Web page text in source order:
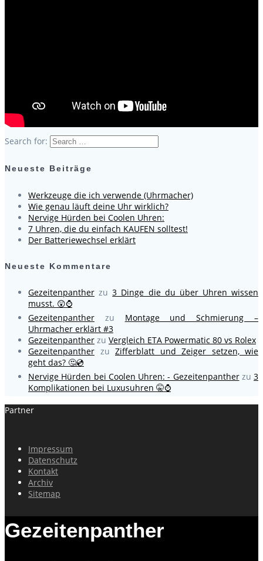
Search for:
Neueste Beiträge
Werkzeuge die ich verwende (Uhrmacher)
Wie genau läuft deine Uhr wirklich?
Nervige Hürden bei Coolen Uhren:
7 Uhren, die du einfach KAUFEN solltest!
Der Batteriewechsel erklärt
Neueste Kommentare
Gezeitenpanther zu3 Dinge die du über Uhren wissen
musst. 😲⌚
Gezeitenpanther zu Montage und Schmierung –
Uhrmacher erklärt #3
Gezeitenpanther zu Vergleich ETA Powermatic 80 vs Rolex
Gezeitenpanther zu Zifferblatt und Zeiger setzen, wie
geht das? 🤔💿
Nervige Hürden bei Coolen Uhren: - Gezeitenpantherzu 3
Komplikationen bei Luxusuhren 🤫⌚
Partner
Impressum
Datenschutz
Kontakt
Archiv
Sitemap
Gezeitenpanther